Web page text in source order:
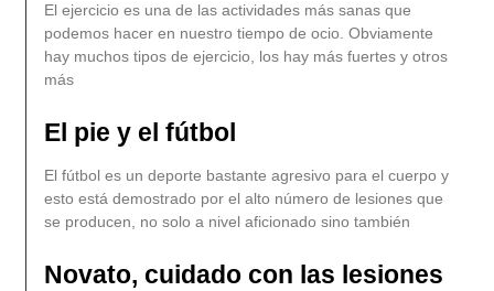
El ejercicio es una de las actividades más sanas que
podemos hacer en nuestro tiempo de ocio. Obviamente
hay muchos tipos de ejercicio, los hay más fuertes y otros
más
El pie y el fútbol
El fútbol es un deporte bastante agresivo para el cuerpo y
esto está demostrado por el alto número de lesiones que
se producen, no solo a nivel aficionado sino también
Novato, cuidado con las lesiones